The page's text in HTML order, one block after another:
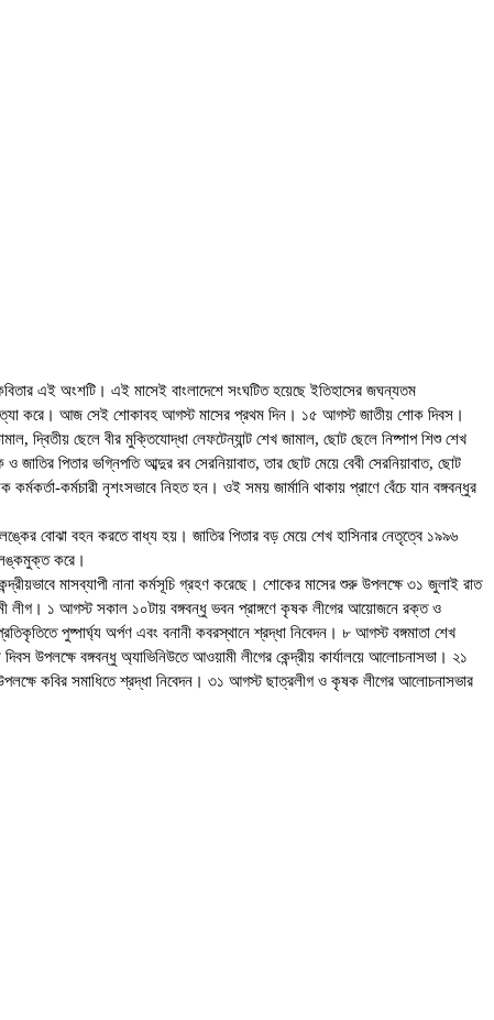
এই অংশটি। এই মাসেই বাংলাদেশে সংঘটিত হয়েছে ইতিহাসের জঘন্যতম
হত্যা করে। আজ সেই শোকাবহ আগস্ট মাসের প্রথম দিন। ১৫ আগস্ট জাতীয় শোক দিবস।
দ্বিতীয় ছেলে বীর মুক্তিযোদ্ধা লেফটেন্যান্ট শেখ জামাল, ছোট ছেলে নিষ্পাপ শিশু শেখ
পিতার ভগ্নিপতি আব্দুর রব সেরনিয়াবাত, তার ছোট মেয়ে বেবী সেরনিয়াবাত, ছোট
কর্মচারী নৃশংসভাবে নিহত হন। ওই সময় জার্মানি থাকায় প্রাণে বেঁচে যান বঙ্গবন্ধুর
বোঝা বহন করতে বাধ্য হয়। জাতির পিতার বড় মেয়ে শেখ হাসিনার নেতৃত্বে ১৯৯৬
কলঙ্কমুক্ত করে।
মাসব্যাপী নানা কর্মসূচি গ্রহণ করেছে। শোকের মাসের শুরু উপলক্ষে ৩১ জুলাই রাত
লীগ। ১ আগস্ট সকাল ১০টায় বঙ্গবন্ধু ভবন প্রাঙ্গণে কৃষক লীগের আয়োজনে রক্ত ও
পুষ্পার্ঘ্য অর্পণ এবং বনানী কবরস্থানে শ্রদ্ধা নিবেদন। ৮ আগস্ট বঙ্গমাতা শেখ
উপলক্ষে বঙ্গবন্ধু অ্যাভিনিউতে আওয়ামী লীগের কেন্দ্রীয় কার্যালয়ে আলোচনাসভা। ২১
কবির সমাধিতে শ্রদ্ধা নিবেদন। ৩১ আগস্ট ছাত্রলীগ ও কৃষক লীগের আলোচনাসভার